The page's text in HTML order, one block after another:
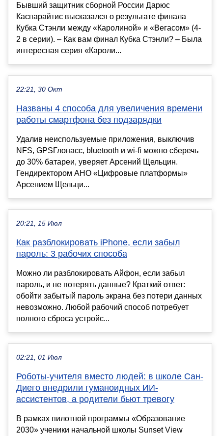
Бывший защитник сборной России Дарюс
Каспарайтис высказался о результате финала
Кубка Стэнли между «Каролиной» и «Вегасом» (4-
2 в серии). – Как вам финал Кубка Стэнли? – Была
интересная серия «Кароли...
22:21, 30 Окт
Названы 4 способа для увеличения времени
работы смартфона без подзарядки
Удалив неиспользуемые приложения, выключив
NFS, GPSГлонасс, bluetooth и wi-fi можно сберечь
до 30% батареи, уверяет Арсений Щельцин.
Гендиректором АНО «Цифровые платформы»
Арсением Щельци...
20:21, 15 Июл
Как разблокировать iPhone, если забыл
пароль: 3 рабочих способа
Можно ли разблокировать Айфон, если забыл
пароль, и не потерять данные? Краткий ответ:
обойти забытый пароль экрана без потери данных
невозможно. Любой рабочий способ потребует
полного сброса устройс...
02:21, 01 Июл
Роботы-учителя вместо людей: в школе Сан-
Диего внедрили гуманоидных ИИ-
ассистентов, а родители бьют тревогу
В рамках пилотной программы «Образование
2030» ученики начальной школы Sunset View